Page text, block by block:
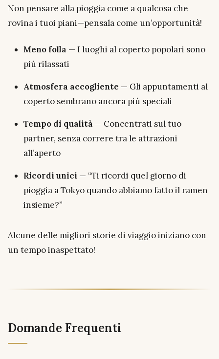
Non pensare alla pioggia come a qualcosa che
rovina i tuoi piani—pensala come un’opportunità!
Meno folla — I luoghi al coperto popolari sono
più rilassati
Atmosfera accogliente — Gli appuntamenti al
coperto sembrano ancora più speciali
Tempo di qualità — Concentrati sul tuo
partner, senza correre tra le attrazioni
all’aperto
Ricordi unici — “Ti ricordi quel giorno di
pioggia a Tokyo quando abbiamo fatto il ramen
insieme?”
Alcune delle migliori storie di viaggio iniziano con
un tempo inaspettato!
Domande Frequenti